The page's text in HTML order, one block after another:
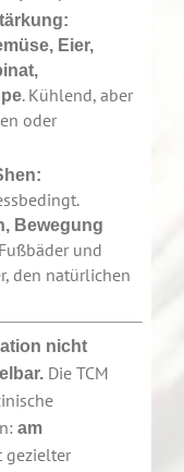
Eier,
. Kühlend, aber
oder
Bewegung
und
den natürlichen
nicht
Die TCM
am